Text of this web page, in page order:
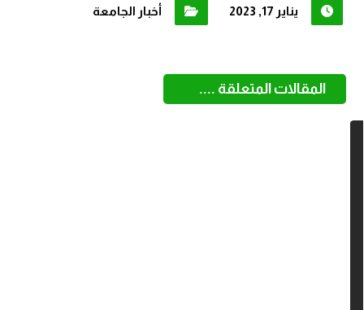
يناير 17, 2023 أخبار الجامعة
المقالات المتعلقة ....